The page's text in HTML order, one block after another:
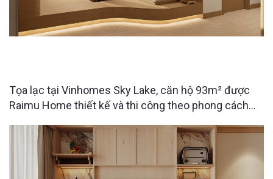
Tọa lạc tại Vinhomes Sky Lake, căn hộ 93m² được
Raimu Home thiết kế và thi công theo phong cách
cao sự thư thái, tinh gọn và gần gũi với thiên nhiên.